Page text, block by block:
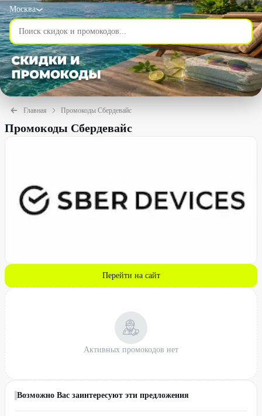
Москва
Главная Промокоды Сбердевайс
Промокоды Сбердевайс
Перейти на сайт
Активных промокодов нет
Возможно Вас заинтересуют эти предложения